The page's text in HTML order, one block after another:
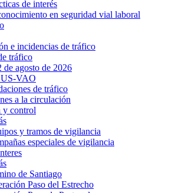
de interés
en seguridad vial laboral
e incidencias de tráfico
tráfico
de agosto de 2026
VAO
de tráfico
a la circulación
y control
y tramos de vigilancia
especiales de vigilancia
de Santiago
Paso del Estrecho